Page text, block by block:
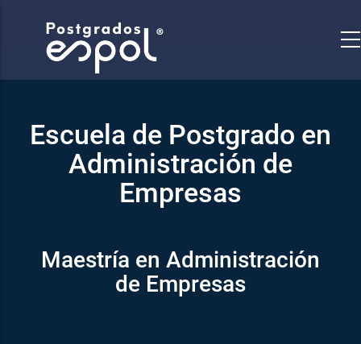
contenido
principal
Escuela de Postgrado en
Administración de
Empresas
Maestría en Administración
de Empresas